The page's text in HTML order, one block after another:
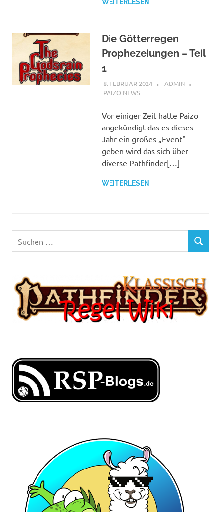
WEITERLESEN
Die Götterregen
Prophezeiungen – Teil
1
8. FEBRUAR 2024
ADMIN
PAIZO NEWS
Vor einiger Zeit hatte Paizo
angekündigt das es dieses
Jahr ein großes „Event“
geben wird das sich über
diverse Pathfinder[…]
WEITERLESEN
nach:
SUCHEN